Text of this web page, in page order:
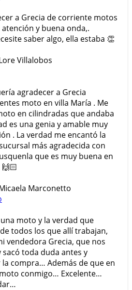
a Grecia de corriente motos
y buena onda,.
saber algo, ella estaba 👏
agradecer a Grecia
moto en villa María . Me
en cilindradas que andaba
es una genia y amable muy
. La verdad me encantó la
más agradecida con
que es muy buena en
moto y la verdad que
todos los que allí trabajan,
vendedora Grecia, que nos
toda duda antes y
compra… Además de que en
conmigo… Excelente…